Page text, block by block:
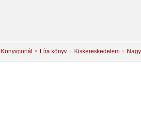
Könyvportál Líra könyv Kiskereskedelem